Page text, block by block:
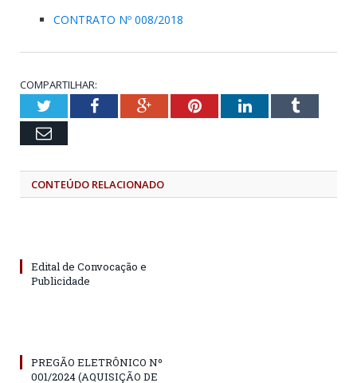
CONTRATO Nº 008/2018
COMPARTILHAR:
TwitterFacebookGoogle+PinterestLinkedInTumblr
Email
CONTEÚDO RELACIONADO
Edital de Convocação e
Publicidade
PREGÃO ELETRÔNICO Nº
001/2024 (AQUISIÇÃO DE